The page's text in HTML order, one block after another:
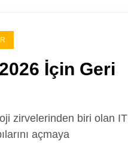
İçin Geri
zirvelerinden biri olan IT
açmaya